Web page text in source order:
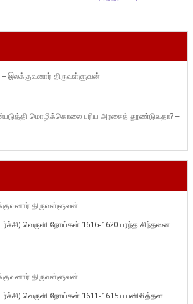
திருவள்ளுவன்
மொழிக்கொலை புரிய அரசைத் தூண்டுவதா? –
திருவள்ளுவன்
வெருளி நோய்கள் 1616-1620 பரந்த சிந்தனை
திருவள்ளுவன்
வெருளி நோய்கள் 1611-1615 பயனிலித்தள